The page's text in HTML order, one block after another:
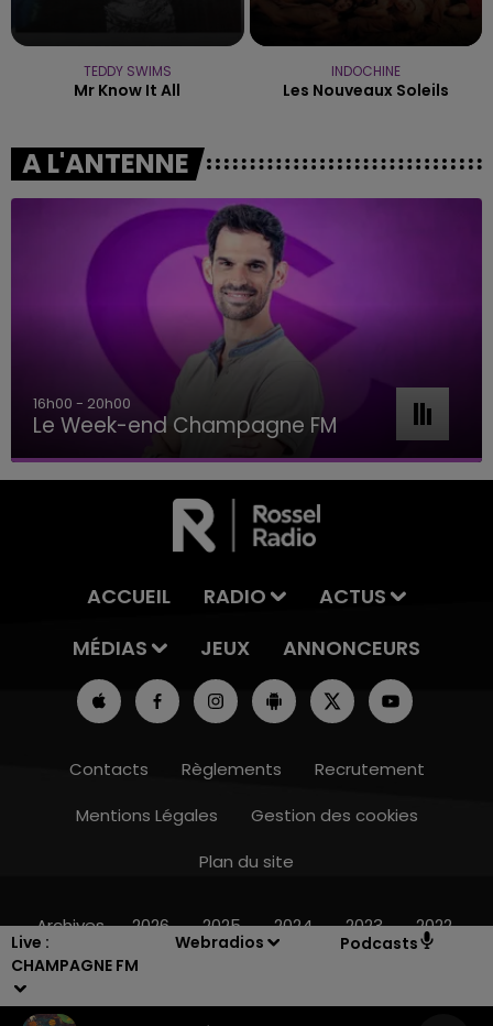
Live :
CHAMPAGNE FM
Webradios Podcasts
11h00 - 16h00
TEDDY SWIMS
Mr Know It All
INDOCHINE
Les Nouveaux Soleils
A L'ANTENNE
16h00 - 20h00
Le Week-end Champagne FM
ACCUEIL RADIO
ACTUS
MÉDIAS
JEUX ANNONCEURS
Contacts Règlements
Recrutement
Mentions Légales
Gestion des cookies
Plan du site
Archives 2026 2025 2024 2023 2022